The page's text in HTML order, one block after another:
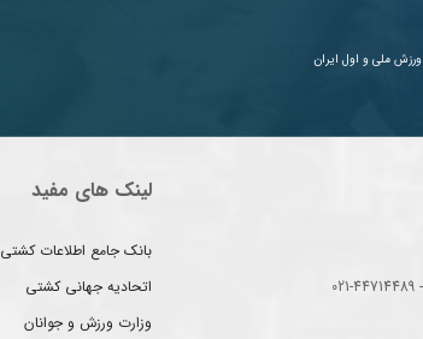
ورزش ملی و اول ایران
لینک های مفید
بانک جامع اطلاعات کشتی
اتحادیه جهانی کشتی
وزارت ورزش و جوانان